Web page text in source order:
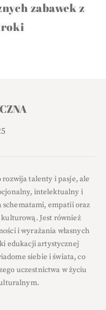
zabawek z
talenty i pasje, ale
intelektualny i
schematami, empatii oraz
Jest również
i wyrażania własnych
edukacji artystycznej
siebie i świata, co
uczestnictwa w życiu